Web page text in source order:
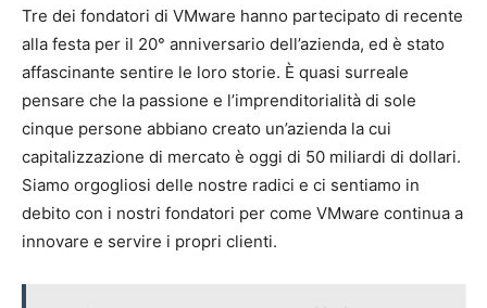
Tre dei fondatori di VMware hanno partecipato di recente
alla festa per il 20° anniversario dell’azienda, ed è stato
affascinante sentire le loro storie. È quasi surreale
pensare che la passione e l’imprenditorialità di sole
cinque persone abbiano creato un’azienda la cui
capitalizzazione di mercato è oggi di 50 miliardi di dollari.
Siamo orgogliosi delle nostre radici e ci sentiamo in
debito con i nostri fondatori per come VMware continua a
innovare e servire i propri clienti.